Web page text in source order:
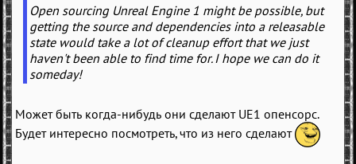
Open sourcing Unreal Engine 1 might be possible, but
getting the source and dependencies into a releasable
state would take a lot of cleanup effort that we just
haven't been able to find time for. I hope we can do it
someday!
Может быть когда-нибудь они сделают UE1 опенсорс.
Будет интересно посмотреть, что из него сделают